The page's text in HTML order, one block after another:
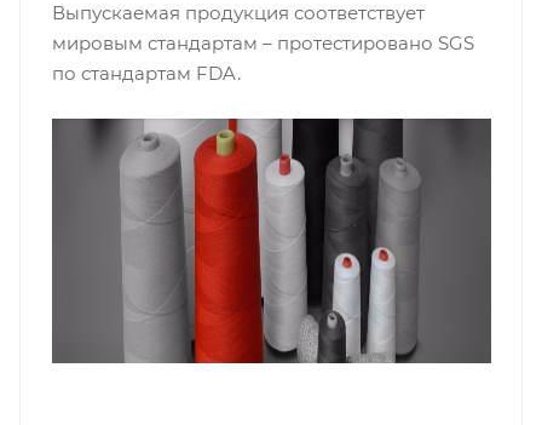
Выпускаемая продукция соответствует
мировым стандартам – протестировано SGS
по стандартам FDA.